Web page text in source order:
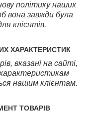
політику наших
вона завжди була
клієнтів.
ХАРАКТЕРИСТИК
вказані на сайті,
нашим клієнтам.
ТОВАРІВ